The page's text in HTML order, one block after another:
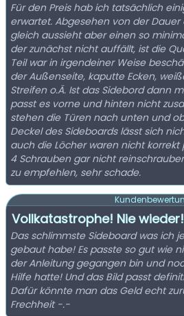
Für den Preis hab ich tatsächlich
erwartet. Abgesehen von der Dauer
gleich aussieht aber einen so
der zunächst nicht auffällt, ist die
Teil war in irgendeiner Weise
der Außenseite, kaputte Ecken,
Streifen o.Ä. Ist das Sidebord dann
passt es vorne und hinten nicht
stehen die Türen nach unten und
Deckel des Sideboards lässt sich
auch die Löcher waren nicht
4 Schrauben gar nicht
zu empfehlen, sehr schade.
Vollkatastrophe! Nie wieder!
Das schlimmste Sideboard was ich
gebaut habe! Es passte so gut wie
der Anleitung gegangen bin und
Hilfe hatte! Und das Bild passt
Dafür könnte man das Geld echt
Frechheit -.-